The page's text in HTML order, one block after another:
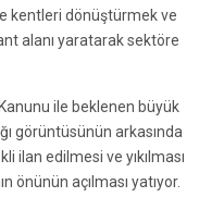
kentleri dönüştürmek ve
alanı yaratarak sektöre
ile beklenen büyük
görüntüsünün arkasında
ilan edilmesi ve yıkılması
önünün açılması yatıyor.